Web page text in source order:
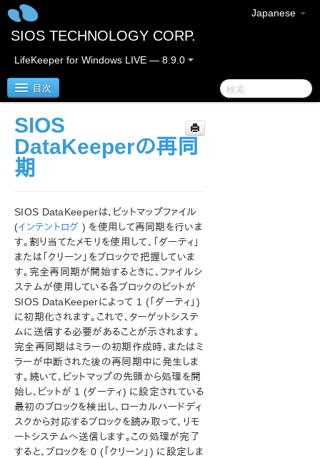
Japanese
SIOS TECHNOLOGY CORP.
LifeKeeper for Windows LIVE — 8.9.0
目次
LifeKeeper for Windows
クラウド環境における LifeKeeper for Windows の利用
について
LifeKeeper for Windows インストレーションガイド
LifeKeeper for Windows テクニカルドキュメンテーショ
ン
LifeKeeper for Windowsについて
構成
LifeKeeper for Windowsの管理の概要
ユーザガイド
DataKeeper
はじめに
ユーザインターフェース
SIOS
DataKeeperの再同
期
SIOS DataKeeperは、ビットマップファイル
(インテントログ ) を使用して再同期を行いま
す。割り当てたメモリを使用して、「ダーティ」
または「クリーン」をブロックで把握していま
す。完全再同期が開始するときに、ファイルシ
ステムが使用している各ブロックのビットが
SIOS DataKeeperによって 1 (「ダーティ」)
に初期化されます。これで、ターゲットシステ
ムに送信する必要があることが示されます。
完全再同期はミラーの初期作成時、またはミ
ラーが中断された後の再同期中に発生しま
す。続いて、ビットマップの先頭から処理を開
始し、ビットが 1 (ダーティ) に設定されている
最初のブロックを検出し、ローカルハードディ
スクから対応するブロックを読み取って、リモ
ートシステムへ送信します。この処理が完了
すると、ブロックを 0 (「クリーン」) に設定しま